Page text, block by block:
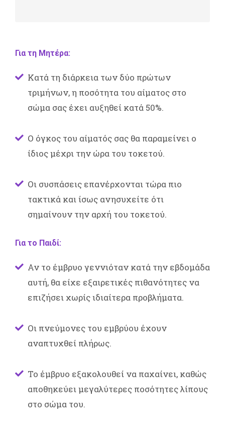
Για τη Μητέρα:
Κατά τη διάρκεια των δύο πρώτων
τριμήνων, η ποσότητα του αίματος στο
σώμα σας έχει αυξηθεί κατά 50%.
Ο όγκος του αίματός σας θα παραμείνει ο
ίδιος μέχρι την ώρα του τοκετού.
Οι συσπάσεις επανέρχονται τώρα πιο
τακτικά και ίσως ανησυχείτε ότι
σημαίνουν την αρχή του τοκετού.
Για το Παιδί:
Αν το έμβρυο γεννιόταν κατά την εβδομάδα
αυτή, θα είχε εξαιρετικές πιθανότητες να
επιζήσει χωρίς ιδιαίτερα προβλήματα.
Οι πνεύμονες του εμβρύου έχουν
αναπτυχθεί πλήρως.
Το έμβρυο εξακολουθεί να παχαίνει, καθώς
αποθηκεύει μεγαλύτερες ποσότητες λίπους
στο σώμα του.